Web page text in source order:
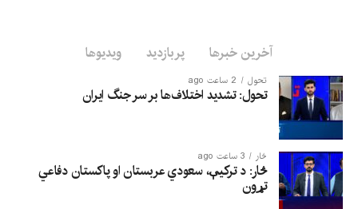
آخرین خبرها پربازدید ویدیوها
تحول 2 ساعت ago
تحول: تشدید اختلاف‌ها بر سر جنگ ایران
څار 3 ساعت ago
څار: د ترکیې، سعودي عربستان او پاکستان دفاعي
تړون